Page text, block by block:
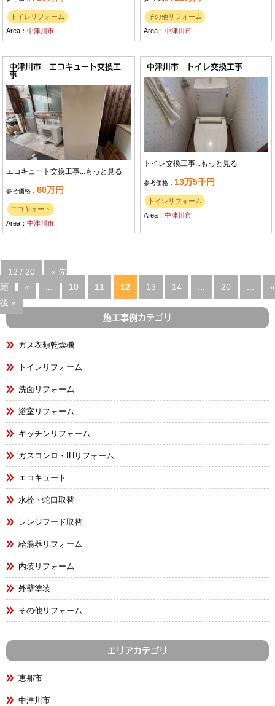
トイレリフォーム
Area：中津川市
その他リフォーム
Area：中津川市
中津川市 エコキュート交換工
事
エコキュート交換工事...もっと見る
参考価格：60万円
エコキュート
Area：中津川市
中津川市 トイレ交換工事
トイレ交換工事...もっと見る
参考価格： 13万5千円
トイレリフォーム
Area：中津川市
12 / 20
« 先
頭
« 10 11 12 13 14 20
»
後 »
施工事例カテゴリ
ガス衣類乾燥機
トイレリフォーム
洗面リフォーム
浴室リフォーム
キッチンリフォーム
ガスコンロ・IHリフォーム
エコキュート
水栓・蛇口取替
レンジフード取替
給湯器リフォーム
内装リフォーム
外壁塗装
その他リフォーム
エリアカテゴリ
恵那市
中津川市